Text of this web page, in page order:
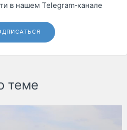
в нашем Telegram‑канале
теме